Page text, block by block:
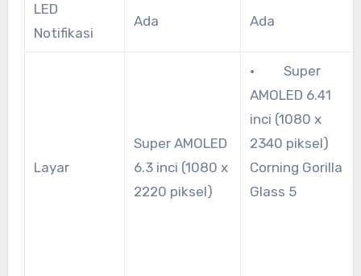
LED
Notifikasi
Ada Ada
Layar
Super AMOLED
6.3 inci (1080 x
2220 piksel)
· Super
AMOLED 6.41
inci (1080 x
2340 piksel)
Corning Gorilla
Glass 5